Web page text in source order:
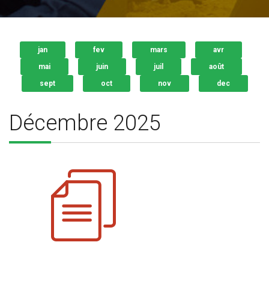
jan fev mars
avr
mai
juin juil
août
sept
oct nov dec
Décembre 2025